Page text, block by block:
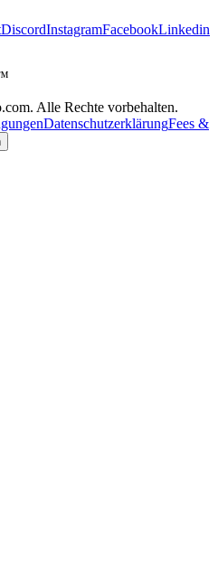
DiscordInstagramFacebookLinkedin
Alle Rechte vorbehalten.
DatenschutzerklärungFees &